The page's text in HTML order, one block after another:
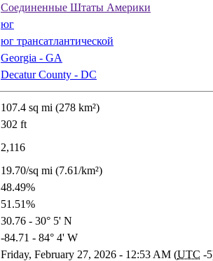
Соединенные Штаты Америки
юг
юг трансатлантической
Georgia - GA
Decatur County - DC
107.4 sq mi (278 km²)
302 ft
2,116
19.70/sq mi (7.61/km²)
48.49%
51.51%
30.76 - 30° 5' N
-84.71 - 84° 4' W
Friday, February 27, 2026 - 12:53 AM (UTC -